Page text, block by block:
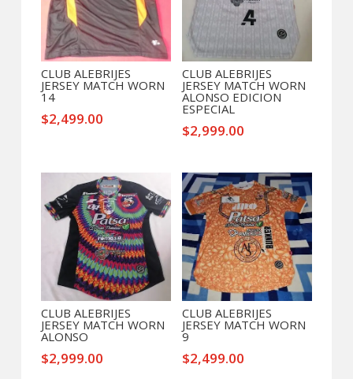
CLUB ALEBRIJES
JERSEY MATCH WORN
14
$2,499.00
CLUB ALEBRIJES
JERSEY MATCH WORN
ALONSO EDICION
ESPECIAL
$2,999.00
CLUB ALEBRIJES
JERSEY MATCH WORN
ALONSO
$2,999.00
CLUB ALEBRIJES
JERSEY MATCH WORN
9
$2,499.00